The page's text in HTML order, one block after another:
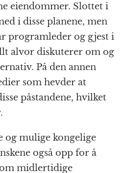
eiendommer. Slottet i
i disse planene, men
programleder og gjest i
alvor diskuterer om og
På den annen
som hevder at
påstandene, hvilket
og mulige kongelige
også opp for å
midlertidige